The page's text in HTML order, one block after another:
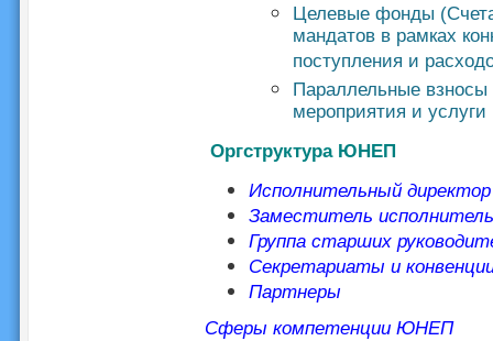
Целевые фонды
мандатов в рамках
поступления и
Параллельные взносы
мероприятия и
Оргструктура ЮНЕП
Исполнительный директор
Заместитель
Группа старших
Секретариаты и
Партнеры
Сферы компетенции ЮНЕП